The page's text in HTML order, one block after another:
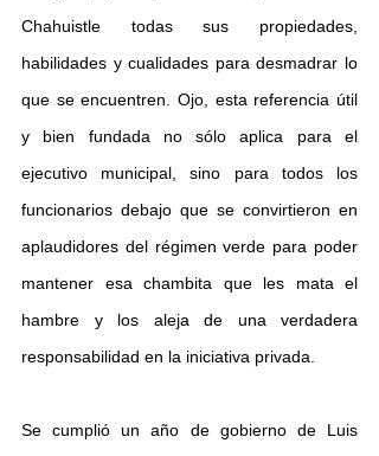
Chahuistle todas sus propiedades,
habilidades y cualidades para desmadrar lo
que se encuentren. Ojo, esta referencia útil
y bien fundada no sólo aplica para el
ejecutivo municipal, sino para todos los
funcionarios debajo que se convirtieron en
aplaudidores del régimen verde para poder
mantener esa chambita que les mata el
hambre y los aleja de una verdadera
responsabilidad en la iniciativa privada.
Se cumplió un año de gobierno de Luis